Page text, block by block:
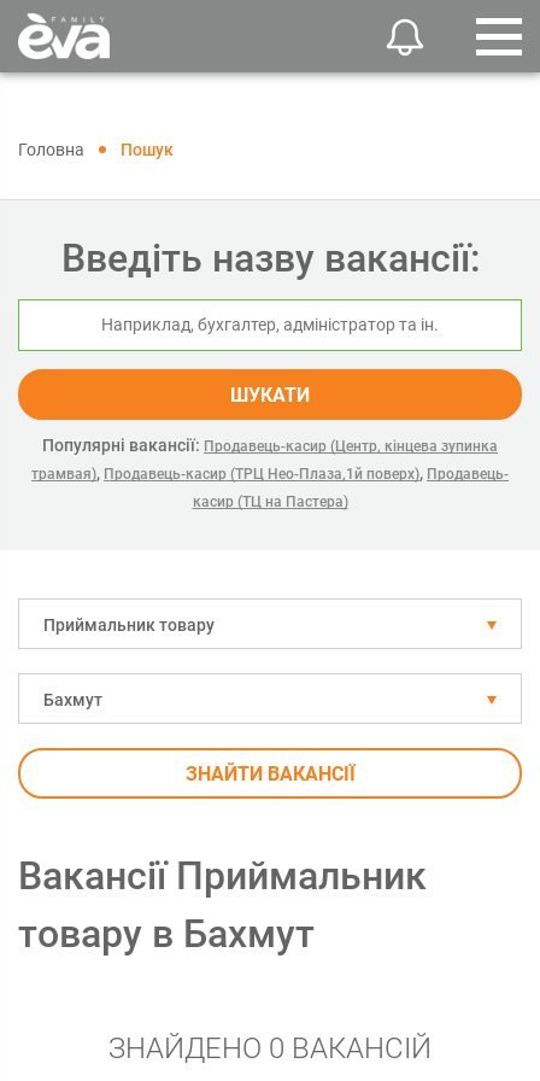
Головна Пошук
Введіть назву вакансії:
ШУКАТИ
Популярні вакансії: Продавець-касир (Центр, кінцева зупинка
трамвая), Продавець-касир (ТРЦ Нео-Плаза,1й поверх), Продавець-
касир (ТЦ на Пастера)
Приймальник товару
Бахмут
ЗНАЙТИ ВАКАНСІЇ
Вакансії Приймальник
товару в Бахмут
ЗНАЙДЕНО 0 ВАКАНСІЙ